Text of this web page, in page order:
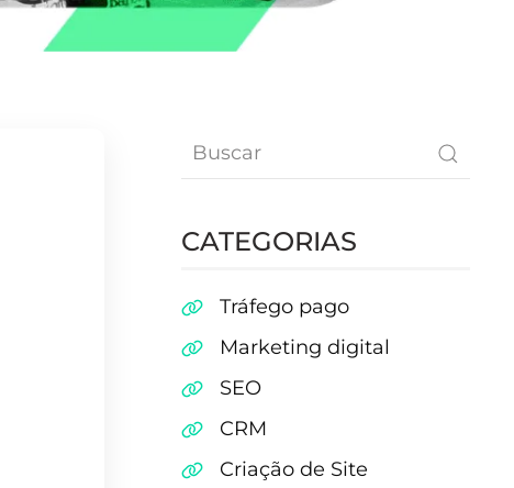
CATEGORIAS
Tráfego pago
Marketing digital
SEO
CRM
Criação de Site